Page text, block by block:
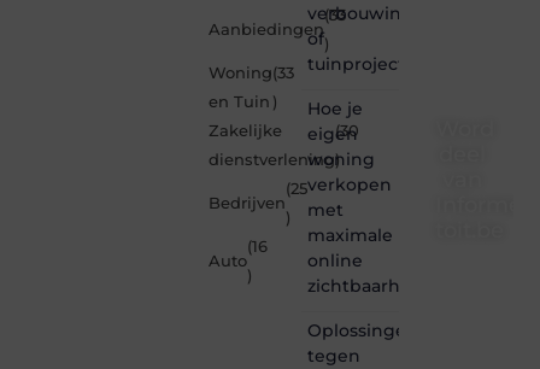
Aanbiedingen
(33
)
Woning
en Tuin
(33
)
Zakelijke
dienstverlening
(30
)
Bedrijven
(25
)
Auto
(16
)
verbouwing
of
tuinproject
Hoe je
eigen
woning
verkopen
met
maximale
online
zichtbaarheid
Oplossingen
tegen